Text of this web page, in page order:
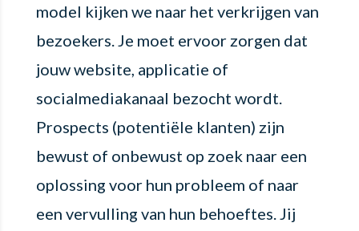
model kijken we naar het verkrijgen van
bezoekers. Je moet ervoor zorgen dat
jouw website, applicatie of
socialmediakanaal bezocht wordt.
Prospects (potentiële klanten) zijn
bewust of onbewust op zoek naar een
oplossing voor hun probleem of naar
een vervulling van hun behoeftes. Jij